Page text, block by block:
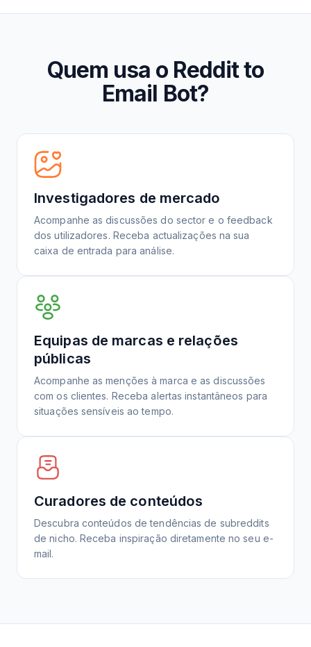
Quem usa o Reddit to
Email Bot?
Investigadores de mercado
Acompanhe as discussões do sector e o feedback
dos utilizadores. Receba actualizações na sua
caixa de entrada para análise.
Equipas de marcas e relações
públicas
Acompanhe as menções à marca e as discussões
com os clientes. Receba alertas instantâneos para
situações sensíveis ao tempo.
Curadores de conteúdos
Descubra conteúdos de tendências de subreddits
de nicho. Receba inspiração diretamente no seu e-
mail.